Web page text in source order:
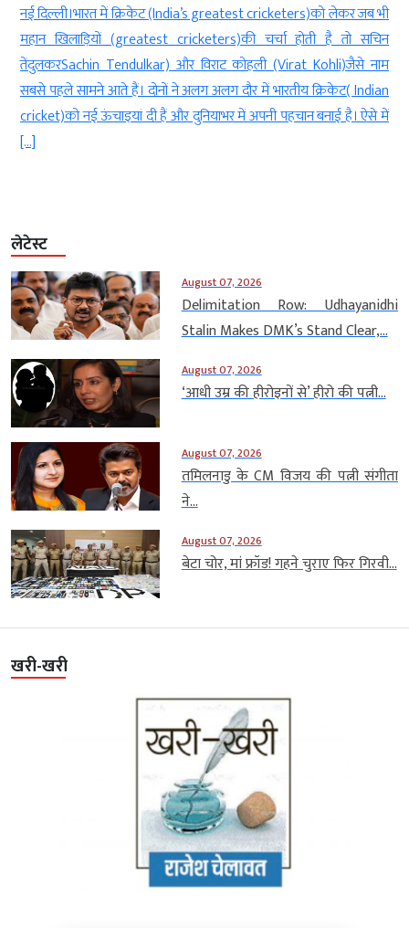
नई दिल्ली।भारत में क्रिकेट (India’s greatest cricketers)को लेकर जब भी
महान खिलाड़ियों (greatest cricketers)की चर्चा होती है तो सचिन
तेंदुलकरSachin Tendulkar) और विराट कोहली (Virat Kohli)जैसे नाम
सबसे पहले सामने आते हैं। दोनों ने अलग अलग दौर में भारतीय क्रिकेट( Indian
cricket)को नई ऊंचाइयां दी हैं और दुनियाभर में अपनी पहचान बनाई है। ऐसे में
[…]
लेटेस्ट
August 07, 2026
Delimitation Row: Udhayanidhi
Stalin Makes DMK’s Stand Clear,...
August 07, 2026
‘आधी उम्र की हीरोइनों से’ हीरो की पत्नी...
August 07, 2026
तमिलनाडु के CM विजय की पत्नी संगीता
ने...
August 07, 2026
बेटा चोर, मां फ्रॉड! गहने चुराए फिर गिरवी...
खरी-खरी